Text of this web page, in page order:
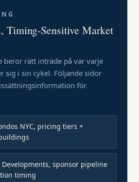
Timing-Sensitive Market
beror rätt inträde på var varje
sig i sin cykel. Följande sidor
för
NYC, pricing tiers +
Developments, sponsor pipeline
timing